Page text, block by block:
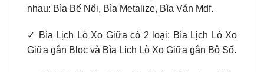
nhau: Bìa Bế Nổi, Bìa Metalize, Bìa Ván Mdf.
✓ Bìa Lịch Lò Xo Giữa có 2 loại: Bìa Lịch Lò Xo
Giữa gắn Bloc và Bìa Lịch Lò Xo Giữa gắn Bộ Số.